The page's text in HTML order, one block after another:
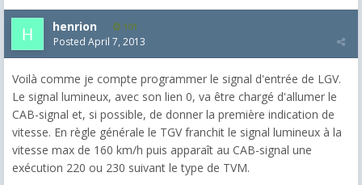
henrion 101
Posted April 7, 2013
Voilà comme je compte programmer le signal d'entrée de LGV.
Le signal lumineux, avec son lien 0, va être chargé d'allumer le
CAB-signal et, si possible, de donner la première indication de
vitesse. En règle générale le TGV franchit le signal lumineux à la
vitesse max de 160 km/h puis apparaît au CAB-signal une
exécution 220 ou 230 suivant le type de TVM.